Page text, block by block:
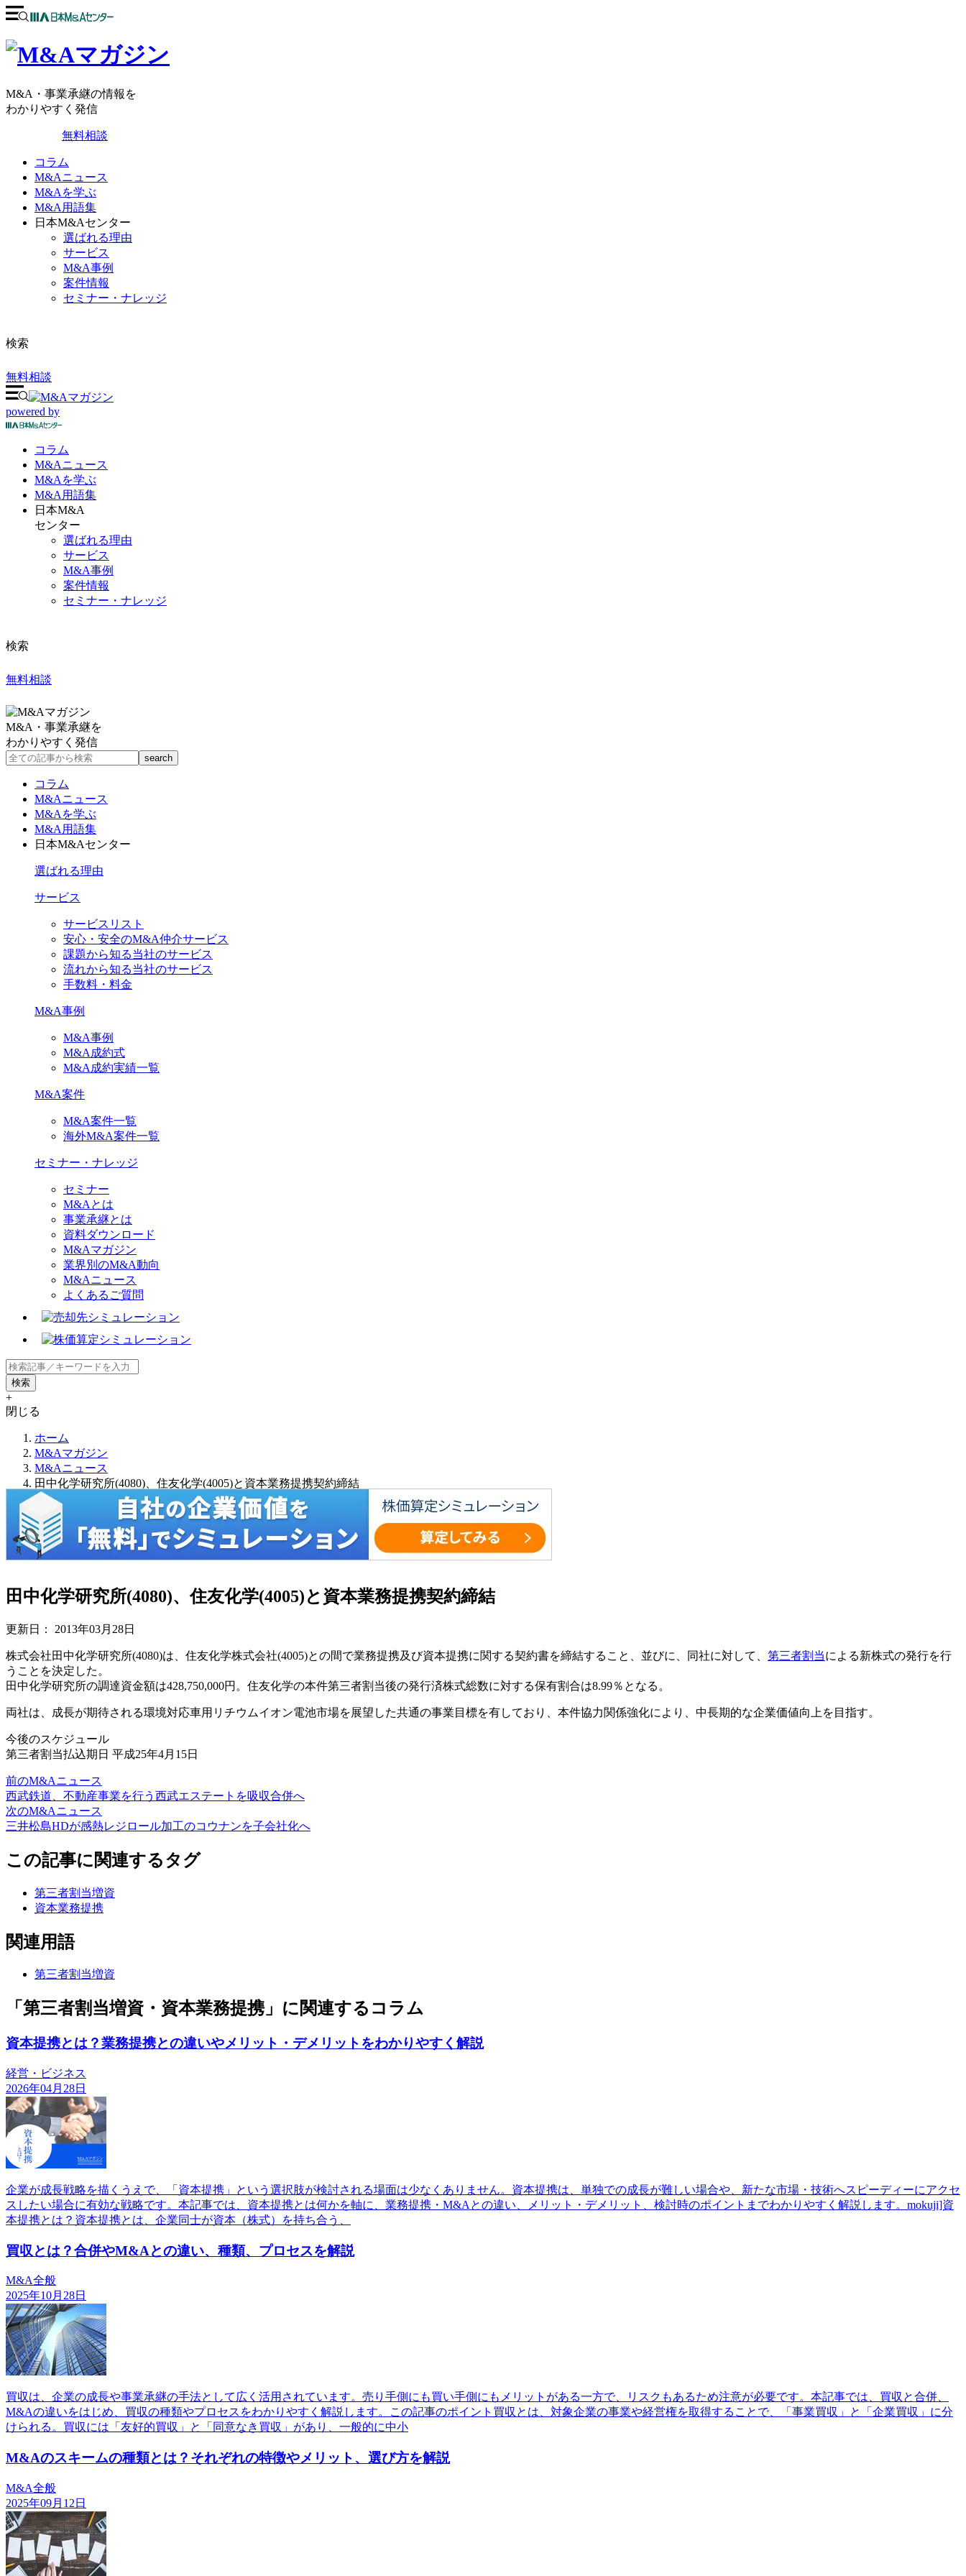
M&A・事業承継の情報を
わかりやすく発信
無料相談
コラム
M&Aニュース
M&Aを学ぶ
M&A用語集
日本M&Aセンター
選ばれる理由
サービス
M&A事例
案件情報
セミナー・ナレッジ
検索
無料相談
powered by
コラム
M&Aニュース
M&Aを学ぶ
M&A 用語集
日本M&A
センター
選ばれる理由
サービス
M&A事例
案件情報
セミナー・ナレッジ
検索
無料相談
M&A・事業承継を
わかりやすく発信
コラム
M&Aニュース
M&Aを学ぶ
M&A用語集
日本M&Aセンター
選ばれる理由
サービス
サービスリスト
安心・安全のM&A仲介サービス
課題から知る当社のサービス
流れから知る当社のサービス
手数料・料金
M&A事例
M&A事例
M&A成約式
M&A成約実績一覧
M&A案件
M&A案件一覧
海外M&A案件一覧
セミナー・ナレッジ
セミナー
M&Aとは
事業承継とは
資料ダウンロード
M&Aマガジン
業界別のM&A動向
M&Aニュース
よくあるご質問
+
閉じる
ホーム
M&Aマガジン
M&Aニュース
田中化学研究所(4080)、住友化学(4005)と資本業務提携契約締結
田中化学研究所(4080)、住友化学(4005)と資本業務提携契約締結
更新日： 2013年03月28日
株式会社田中化学研究所(4080)は、住友化学株式会社(4005)との間で業務提携及び資本提携に関する契約書を締結すること、並びに、同社に対して、 第三者割当による新株式の発行を行
うことを決定した。
田中化学研究所の調達資金額は428,750,000円。住友化学の本件第三者割当後の発行済株式総数に対する保有割合は8.99％となる。
両社は、成長が期待される環境対応車用リチウムイオン電池市場を展望した共通の事業目標を有しており、本件協力関係強化により、中長期的な企業価値向上を目指す。
今後のスケジュール
第三者割当払込期日 平成25年4月15日
前のM&Aニュース
西武鉄道、不動産事業を行う西武エステートを吸収合併へ
次のM&Aニュース
三井松島HDが感熱レジロール加工のコウナンを子会社化へ
この記事に関連するタグ
第三者割当増資
資本業務提携
関連用語
第三者割当増資
「第三者割当増資・資本業務提携」に関連するコラム
資本提携とは？業務提携との違いやメリット・デメリットをわかりやすく解説
経営・ビジネス
2026年04月28日
企業が成長戦略を描くうえで、「資本提携」という選択肢が検討される場面は少なくありません。資本提携は、単独での成長が難しい場合や、新たな市場・技術へスピーディーにアクセ
スしたい場合に有効な戦略です。本記事では、資本提携とは何かを軸に、業務提携・M&Aとの違い、メリット・デメリット、検討時のポイントまでわかりやすく解説します。mokuji]資
本提携とは？資本提携とは、企業同士が資本（株式）を持ち合う、
買収とは？合併やM&Aとの違い、種類、プロセスを解説
M&A全般
2025年10月28日
買収は、企業の成長や事業承継の手法として広く活用されています。売り手側にも買い手側にもメリットがある一方で、リスクもあるため注意が必要です。本記事では、買収と合併、
M&Aの違いをはじめ、買収の種類やプロセスをわかりやすく解説します。この記事のポイント買収とは、対象企業の事業や経営権を取得することで、「事業買収」と「企業買収」に分
けられる。買収には「友好的買収」と「同意なき買収」があり、一般的に中小
M&Aのスキームの種類とは？それぞれの特徴やメリット、選び方を解説
M&A全般
2025年09月12日